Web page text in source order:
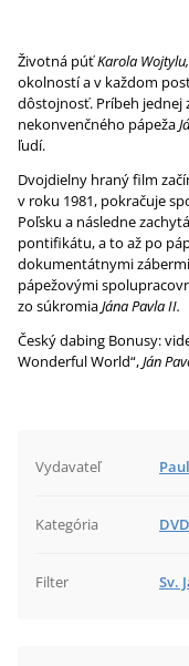
Životná púťKarola Wojtylu,
okolností a v každom
dôstojnosť. Príbeh jednej
nekonvenčného pápeža
ľudí.
Dvojdielny hraný film
v roku 1981, pokračuje
Poľsku a následne
pontifikátu, a to až po
dokumentátnymi
pápežovými
zo súkromiaJána Pavla II.
Český dabing Bonusy:
Wonderful World“,Ján
Vydavateľ
Kategória
Filter Sv.